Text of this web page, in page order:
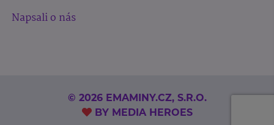
Napsali o nás
© 2026 EMAMINY.CZ, S.R.O.
BY MEDIA HEROES